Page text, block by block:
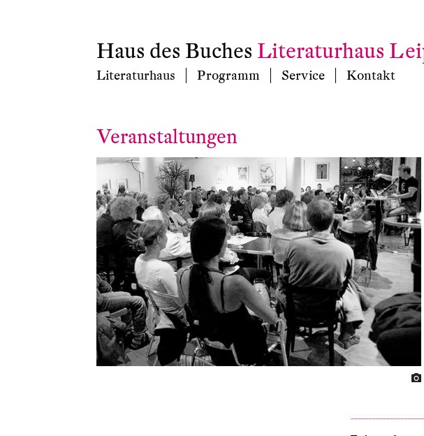
Haus des Buches Literaturhaus
Literaturhaus Programm Service Kontakt
Veranstaltungen